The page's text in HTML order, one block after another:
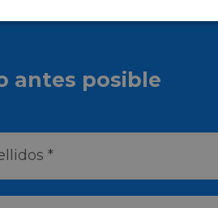
antes posible
*